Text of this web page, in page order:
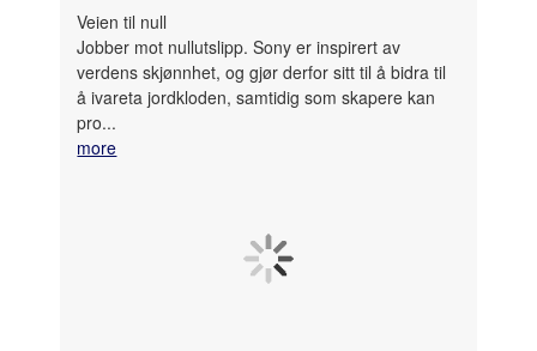
Veien til null
Jobber mot nullutslipp. Sony er inspirert av
verdens skjønnhet, og gjør derfor sitt til å bidra til
å ivareta jordkloden, samtidig som skapere kan
pro...
more